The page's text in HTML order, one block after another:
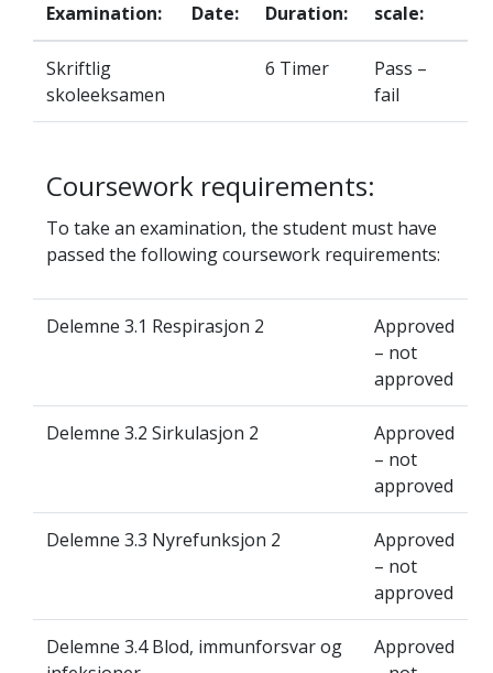
Examination: Date: Duration:
scale:
Skriftlig
skoleeksamen
6 Timer
Pass –
fail
Coursework requirements:
To take an examination, the student must have
passed the following coursework requirements:
Delemne 3.1 Respirasjon 2
Approved
– not
approved
Delemne 3.2 Sirkulasjon 2
Approved
– not
approved
Delemne 3.3 Nyrefunksjon 2
Approved
– not
approved
Delemne 3.4 Blod, immunforsvar og
Approved